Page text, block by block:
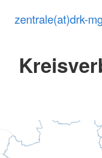
zentrale(at)drk-